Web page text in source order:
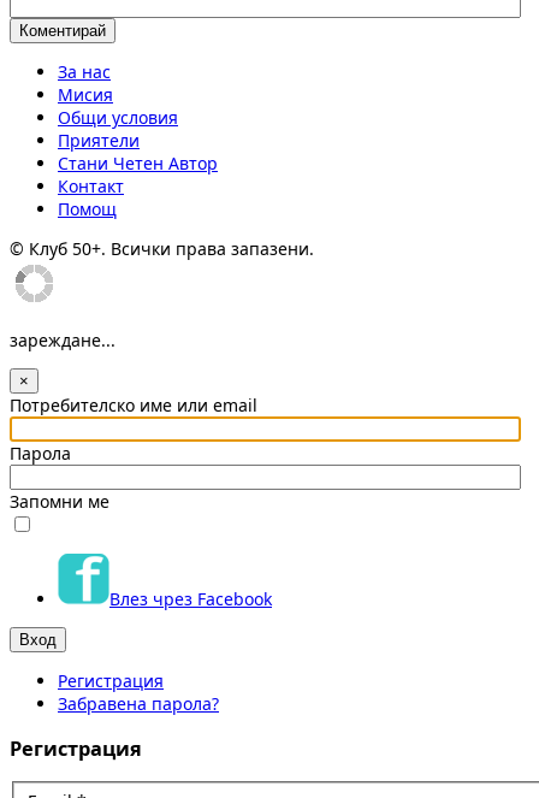
За нас
Мисия
Общи условия
Приятели
Стани Четен Автор
Контакт
Помощ
© Клуб 50+. Всички права запазени.
зареждане...
×
Потребителско име или email
Парола
Запомни ме
Влез чрез Facebook
Регистрация
Забравена парола?
Регистрация